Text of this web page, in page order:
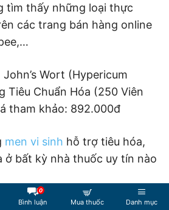
tìm thấy những loại thực
các trang bán hàng online
Wort (Hypericum
Tiêu Chuẩn Hóa (250 Viên
tham khảo: 892.000đ
men vi sinh hỗ trợ tiêu hóa,
ở bất kỳ nhà thuốc uy tín nào
0
Bình luận Mua thuốc Danh mục